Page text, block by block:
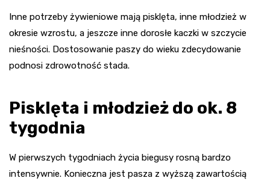
Inne potrzeby żywieniowe mają pisklęta, inne młodzież w
okresie wzrostu, a jeszcze inne dorosłe kaczki w szczycie
nieśności. Dostosowanie paszy do wieku zdecydowanie
podnosi zdrowotność stada.
Pisklęta i młodzież do ok. 8
tygodnia
W pierwszych tygodniach życia biegusy rosną bardzo
intensywnie. Konieczna jest pasza z wyższą zawartością